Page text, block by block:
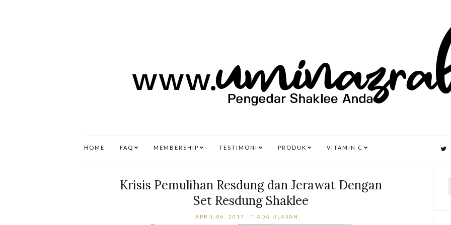
HOME FAQ MEMBERSHIP TESTIMONI PRODUK VITAMIN C
Krisis Pemulihan Resdung dan Jerawat Dengan
Set Resdung Shaklee
APRIL 06, 2017 TIADA ULASAN: